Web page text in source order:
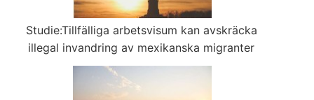
Studie:Tillfälliga arbetsvisum kan avskräcka
illegal invandring av mexikanska migranter